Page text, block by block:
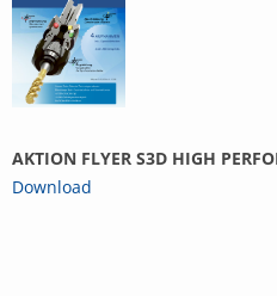
AKTION FLYER S3D HIGH
Download